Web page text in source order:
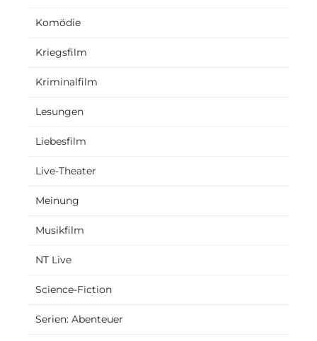
Komödie
Kriegsfilm
Kriminalfilm
Lesungen
Liebesfilm
Live-Theater
Meinung
Musikfilm
NT Live
Science-Fiction
Serien: Abenteuer